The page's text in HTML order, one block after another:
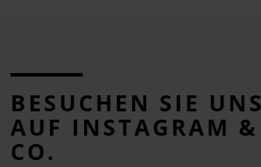
BESUCHEN SIE UNS
AUF INSTAGRAM &
CO.